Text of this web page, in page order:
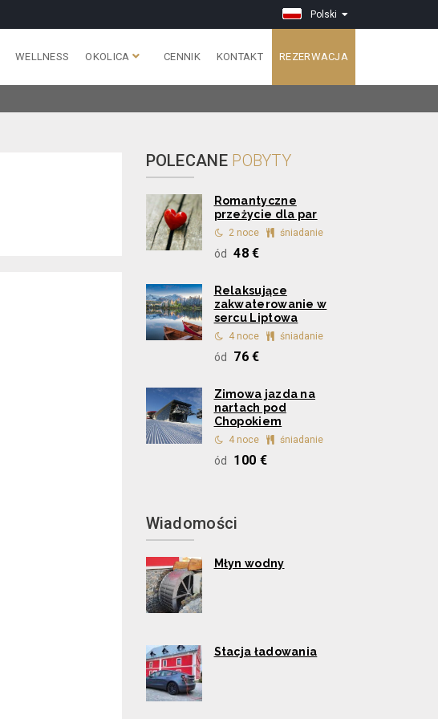
Polski
WELLNESS OKOLICA CENNIK KONTAKT REZERWACJA
POLECANEPOBYTY
Romantyczne
przeżycie dla par
2 noce śniadanie
ód 48 €
Relaksujące
zakwaterowanie w
sercu Liptowa
4 noce śniadanie
ód 76 €
Zimowa jazda na
nartach pod
Chopokiem
4 noce śniadanie
ód 100 €
Wiadomości
Młyn wodny
Stacja ładowania